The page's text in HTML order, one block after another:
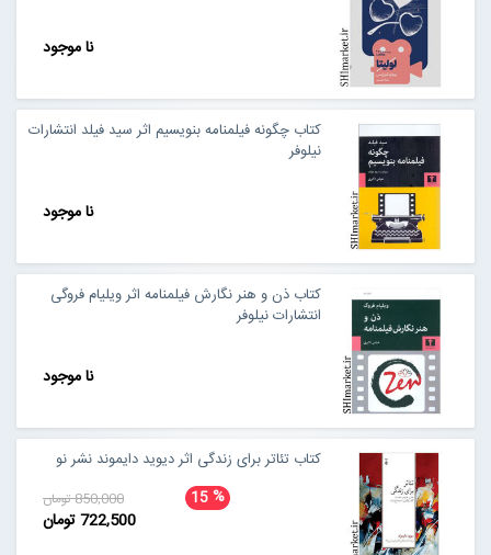
نا موجود
کتاب چگونه فیلمنامه بنویسیم اثر سید فیلد انتشارات
نیلوفر
نا موجود
کتاب ذن و هنر نگارش فیلمنامه اثر ویلیام فروگی
انتشارات نیلوفر
نا موجود
کتاب تئاتر برای زندگی اثر دیوید دایموند نشر نو
15% 850,000 تومان
722,500 تومان